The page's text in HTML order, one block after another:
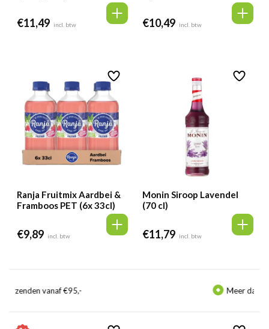
€11,49 incl. btw €10,49 incl. btw
Ranja Fruitmix Aardbei &
Framboos PET (6x 33cl)
€9,89 incl. btw
Monin Siroop Lavendel
(70 cl)
€11,79 incl. btw
350.000klanten gingen